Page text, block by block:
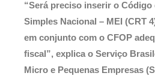
“Será preciso inserir o
Simples Nacional – MEI (CRT
em conjunto com o CFOP
fiscal”, explica o Serviço
Micro e Pequenas Empresas